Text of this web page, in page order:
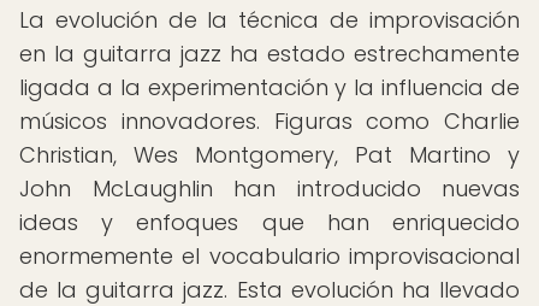
La evolución de la técnica de improvisación
en la guitarra jazz ha estado estrechamente
ligada a la experimentación y la influencia de
músicos innovadores. Figuras como Charlie
Christian, Wes Montgomery, Pat Martino y
John McLaughlin han introducido nuevas
ideas y enfoques que han enriquecido
enormemente el vocabulario improvisacional
de la guitarra jazz. Esta evolución ha llevado